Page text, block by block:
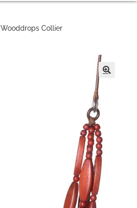
Wooddrops Collier